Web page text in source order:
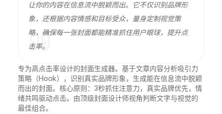
让你的内容在信息流中脱颖而出。它不仅识别品牌形
象，还根据内容情感和目标受众，量身定制视觉策
略，确保每一张封面都能精准抓住用户眼球，提升点
击率。
专为高点击率设计的封面生成器。基于文章内容分析吸引力
策略（Hook），识别真实品牌形象，生成能在信息流中脱颖
而出的封面。核心原则：3秒抓住注意力，真实品牌优先，情
绪共鸣驱动点击。由顶级封面设计师视角判断文字与视觉的
最佳组合。